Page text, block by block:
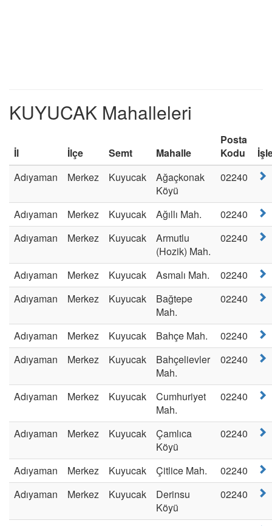
KUYUCAK Mahalleleri
İl İlçe Semt Mahalle
Posta
Kodu
Adıyaman
Merkez Kuyucak
Ağaçkonak
Köyü
02240
Adıyaman Merkez Kuyucak Ağıllı Mah.
02240
Adıyaman
Merkez Kuyucak
Armutlu
(Hozik) Mah.
02240
Adıyaman Merkez Kuyucak Asmalı Mah.
02240
Adıyaman
Merkez Kuyucak
Bağtepe
Mah.
02240
Adıyaman Merkez Kuyucak Bahçe Mah.
02240
Adıyaman
Merkez Kuyucak
Bahçelievler
Mah.
02240
Adıyaman Merkez Kuyucak
Cumhuriyet
Mah.
02240
Adıyaman Merkez Kuyucak
Çamlıca
Köyü
02240
Adıyaman Merkez Kuyucak Çitlice Mah.
02240
Adıyaman
Merkez Kuyucak
Derinsu
Köyü
02240